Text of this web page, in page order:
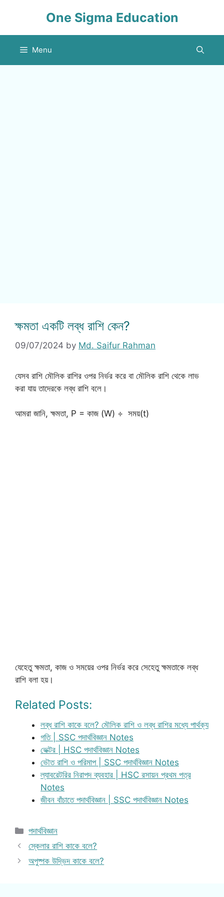
One Sigma Education
Menu
ক্ষমতা একটি লব্ধ রাশি কেন?
09/07/2024 by Md. Saifur Rahman
যেসব রাশি মৌলিক রাশির ওপর নির্ভর করে বা মৌলিক রাশি থেকে লাভ
করা যায় তাদেরকে লব্ধ রাশি বলে।
আমরা জানি, ক্ষমতা, P = কাজ (W) ÷ সময়(t)
যেহেতু ক্ষমতা, কাজ ও সময়ের ওপর নির্ভর করে সেহেতু ক্ষমতাকে লব্ধ
রাশি বলা হয়।
Related Posts:
লব্ধ রাশি কাকে বলে? মৌলিক রাশি ও লব্ধ রাশির মধ্যে পার্থক্য
গতি | SSC পদার্থবিজ্ঞান Notes
ভেক্টর | HSC পদার্থবিজ্ঞান Notes
ভৌত রাশি ও পরিমাপ | SSC পদার্থবিজ্ঞান Notes
ল্যাবরেটরির নিরাপদ ব্যবহার | HSC রসায়ন প্রথম পত্র
Notes
জীবন বাঁচাতে পদার্থবিজ্ঞান | SSC পদার্থবিজ্ঞান Notes
Categories
পদার্থবিজ্ঞান
স্কেলার রাশি কাকে বলে?
অপুষ্পক উদ্ভিদ কাকে বলে?